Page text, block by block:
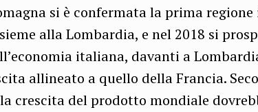
si è confermata la prima
alla Lombardia, e nel 2018 si
italiana, davanti a
allineato a quello della Francia.
crescita del prodotto mondiale